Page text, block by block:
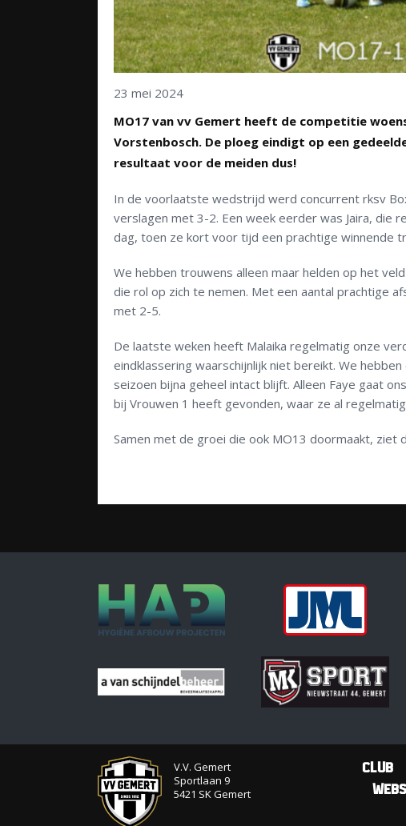
23 mei 2024
MO17 van vv Gemert heeft de competitie
Vorstenbosch. De ploeg eindigt op een
resultaat voor de meiden dus!
In de voorlaatste wedstrijd werd concurrent rksv
verslagen met 3-2. Een week eerder was Jaira, die
dag, toen ze kort voor tijd een prachtige winnende
We hebben trouwens alleen maar helden op het
die rol op zich te nemen. Met een aantal prachtige
met 2-5.
De laatste weken heeft Malaika regelmatig onze
eindklassering waarschijnlijk niet bereikt. We
seizoen bijna geheel intact blijft. Alleen Faye gaat
bij Vrouwen 1 heeft gevonden, waar ze al
Samen met de groei die ook MO13 doormaakt,
V.V. Gemert
Sportlaan 9
5421 SK Gemert
Club